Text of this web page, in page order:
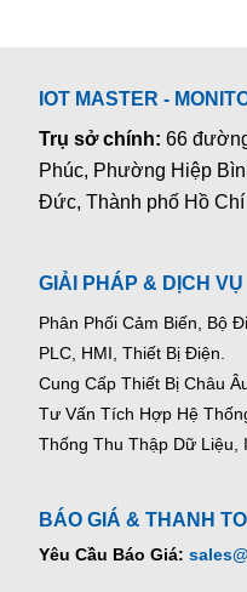
IOT MASTER -
Trụ sở chính:66
Phúc, Phường Hiệp
Đức, Thành phố Hồ
GIẢI PHÁP & DỊCH VỤ
Phân Phối Cảm Biến, Bộ
PLC, HMI, Thiết Bị Điện.
Cung Cấp Thiết Bị Châu
Tư Vấn Tích Hợp Hệ
Thống Thu Thập Dữ Liệu,
BÁO GIÁ & THANH
Yêu Cầu Báo Giá: